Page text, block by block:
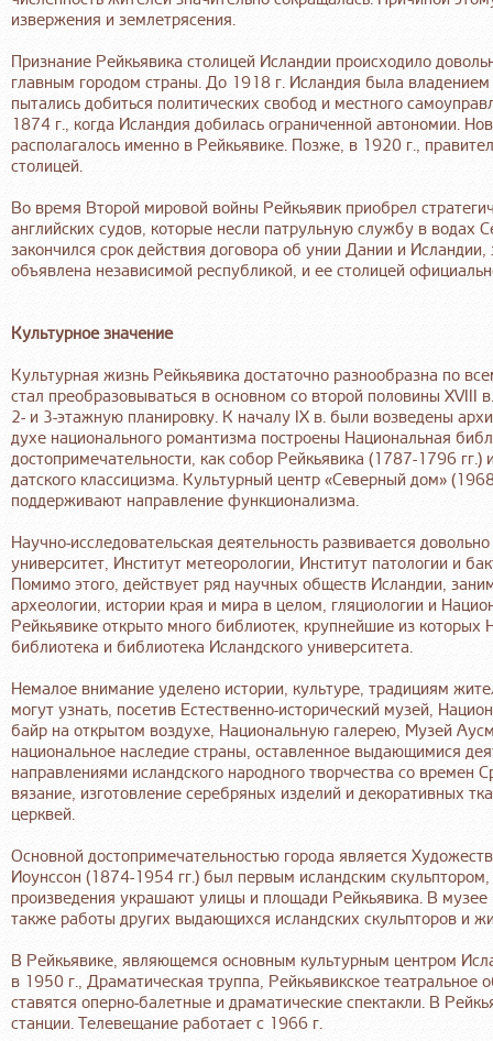
извержения и землетрясения.
Признание Рейкьявика столицей Исландии происходило
главным городом страны. До 1918 г. Исландия была
пытались добиться политических свобод и местного
1874 г., когда Исландия добилась ограниченной автономии.
располагалось именно в Рейкьявике. Позже, в 1920 г.,
столицей.
Во время Второй мировой войны Рейкьявик приобрел
английских судов, которые несли патрульную службу в водах
закончился срок действия договора об унии Дании и
объявлена независимой республикой, и ее столицей
Культурное значение
Культурная жизнь Рейкьявика достаточно разнообразна по
стал преобразовываться в основном со второй половины XVIII
2- и 3-этажную планировку. К началу IX в. были возведены
духе национального романтизма построены Национальная
достопримечательности, как собор Рейкьявика (1787-1796
датского классицизма. Культурный центр «Северный дом»
поддерживают направление функционализма.
Научно-исследовательская деятельность развивается
университет, Институт метеорологии, Институт патологии и
Помимо этого, действует ряд научных обществ Исландии,
археологии, истории края и мира в целом, гляциологии и
Рейкьявике открыто много библиотек, крупнейшие из
библиотека и библиотека Исландского университета.
Немалое внимание уделено истории, культуре, традициям
могут узнать, посетив Естественно-исторический музей,
байр на открытом воздухе, Национальную галерею, Музей
национальное наследие страны, оставленное выдающимися
направлениями исландского народного творчества со времен
вязание, изготовление серебряных изделий и декоративных
церквей.
Основной достопримечательностью города является
Иоунссон (1874-1954 гг.) был первым исландским
произведения украшают улицы и площади Рейкьявика. В
также работы других выдающихся исландских скульпторов и
В Рейкьявике, являющемся основным культурным центром
в 1950 г., Драматическая труппа, Рейкьявикское театральное
ставятся оперно-балетные и драматические спектакли. В
станции. Телевещание работает с 1966 г.